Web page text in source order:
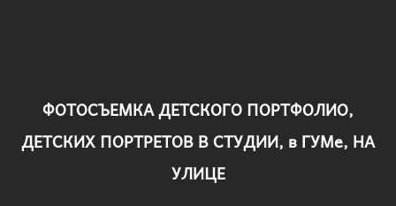
ФОТОСЪЕМКА ДЕТСКОГО ПОРТФОЛИО,
ДЕТСКИХ ПОРТРЕТОВ В СТУДИИ, в ГУМе, НА
УЛИЦЕ